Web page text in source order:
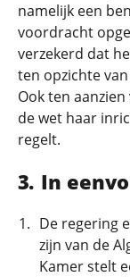
namelijk een
voordracht
verzekerd dat
ten opzichte
Ook ten
de wet haar
regelt.
In
De regering
zijn van de
Kamer stelt